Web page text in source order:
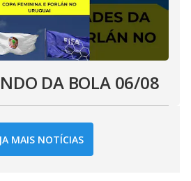
DA BOLA 06/08
MAIS NOTÍCIAS